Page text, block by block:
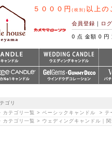
５０００円 (税別) 以上の
会員登録 ｜ ロ
0 点 金額 0 円
ゴリ
カテゴリ一覧 > ベーシックキャンドル > テ
カテゴリ一覧 > ウェディングキャンドル｜